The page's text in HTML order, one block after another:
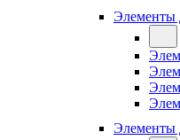
Элементы
Элементы